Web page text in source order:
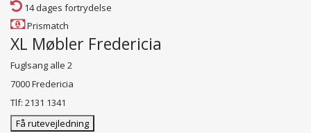
14 dages fortrydelse
Prismatch
XL Møbler Fredericia
Fuglsang alle 2
7000 Fredericia
Tlf: 2131 1341
Få rutevejledning